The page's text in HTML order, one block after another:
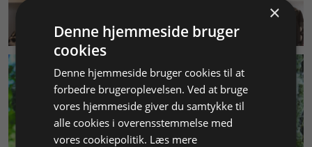
×
Denne hjemmeside bruger
cookies
Denne hjemmeside bruger cookies til at
forbedre brugeroplevelsen. Ved at bruge
vores hjemmeside giver du samtykke til
alle cookies i overensstemmelse med
vores cookiepolitik. Læs mere